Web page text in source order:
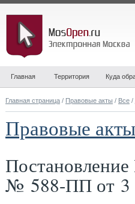
Главная Территория Куда
Главная страница / Правовые акты / Все /
Правовые
№ 588-ПП от 3